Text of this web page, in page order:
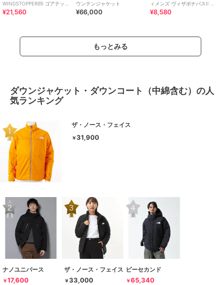
WINDSTOPPER(R) ゴアテック
スウインドストッパー ス
¥21,560
ウンテンジャケット
¥66,000
ィメンズ ヴィザボナパスII ジ
ャケット／コロンビア
¥8,580
もっとみる
ダウンジャケット・ダウンコート（中綿含む）の人
気ランキング
ザ・ノース・フェイス
￥31,900
ナノユニバース
￥17,600
ザ・ノース・フェイス
￥33,000
ビーセカンド
￥65,340